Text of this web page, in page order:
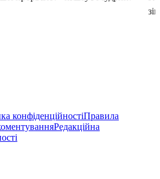
конфіденційностіПравила
Редакційна